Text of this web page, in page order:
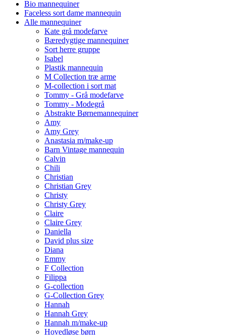
Bio mannequiner
Faceless sort dame mannequin
Alle mannequiner
Kate grå modefarve
Bæredygtige mannequiner
Sort herre gruppe
Isabel
Plastik mannequin
M Collection træ arme
M-collection i sort mat
Tommy - Grå modefarve
Tommy - Modegrå
Abstrakte Børnemannequiner
Amy
Amy Grey
Anastasia m/make-up
Barn Vintage mannequin
Calvin
Chili
Christian
Christian Grey
Christy
Christy Grey
Claire
Claire Grey
Daniella
David plus size
Diana
Emmy
F Collection
Filippa
G-collection
G-Collection Grey
Hannah
Hannah Grey
Hannah m/make-up
Hovedløse børn